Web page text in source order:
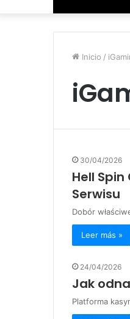
Inicio /
30/04/2026
Hell
Serwisu
Dobór
Leer más »
24/04/2026
Jak
Platforma